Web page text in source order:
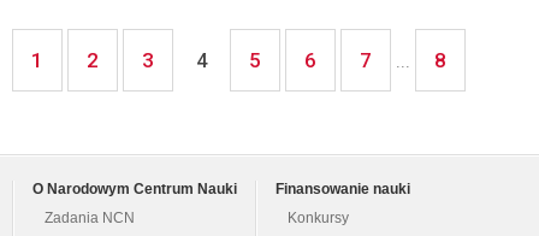
1 2 3 4 5 6 7 ... 8
O Narodowym Centrum Nauki
Zadania NCN
Finansowanie nauki
Konkursy